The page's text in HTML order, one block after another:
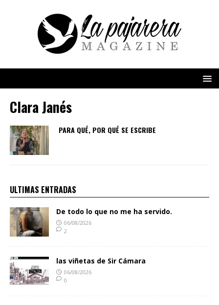
Clara Janés
PARA QUÉ, POR QUÉ SE ESCRIBE
ULTIMAS ENTRADAS
De todo lo que no me ha servido.
06/08/2026
2
las viñetas de Sir Cámara
06/08/2026
0